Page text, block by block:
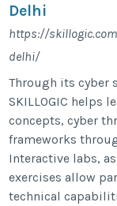
Delhi
https://
delhi/
Through its cyber
SKILLOGIC helps
concepts, cyber
frameworks
Interactive labs,
exercises allow
technical